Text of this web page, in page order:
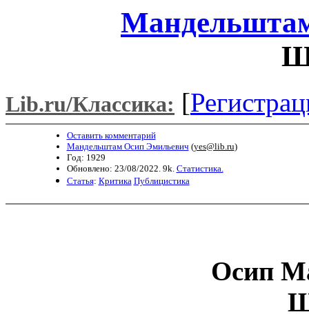
Lib.ru/Классика: [
Оставить комментарий
Мандельштам Осип Эмильевич (yes@lib.ru)
Год: 1929
Обновлено: 23/08/2022. 9k. Статистика.
Статья: Критика Публицистика
Осип